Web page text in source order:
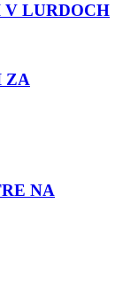
LURDOCH
ZA
NA